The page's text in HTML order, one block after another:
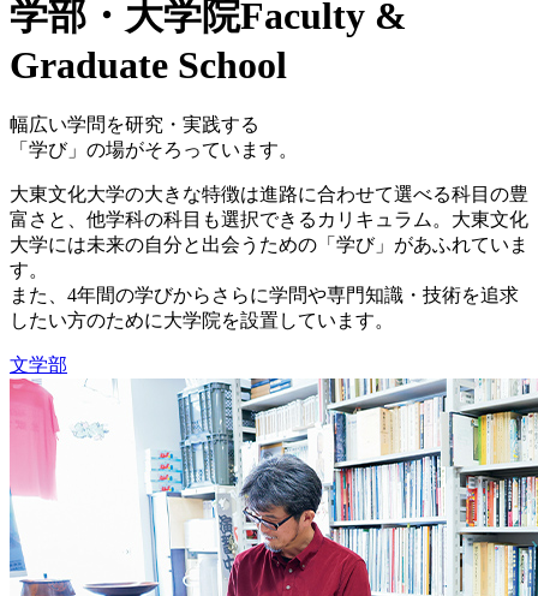
学部・大学院Faculty &
Graduate School
幅広い学問を研究・実践する
「学び」の場がそろっています。
大東文化大学の大きな特徴は進路に合わせて選べる科目の豊
富さと、他学科の科目も選択できるカリキュラム。大東文化
大学には未来の自分と出会うための「学び」があふれていま
す。
また、4年間の学びからさらに学問や専門知識・技術を追求
したい方のために大学院を設置しています。
文学部